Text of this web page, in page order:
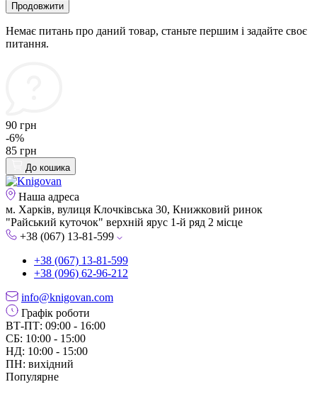
Продовжити
Немає питань про даний товар, станьте першим і задайте своє
питання.
90 грн
-6%
85 грн
До кошика
Наша адреса
м. Харків, вулиця Клочківська 30, Книжковий ринок
"Райський куточок" верхній ярус 1-й ряд 2 місце
+38 (067) 13-81-599
+38 (067) 13-81-599
+38 (096) 62-96-212
info@knigovan.com
Графік роботи
ВТ-ПТ: 09:00 - 16:00
СБ: 10:00 - 15:00
НД: 10:00 - 15:00
ПН: вихідний
Популярне